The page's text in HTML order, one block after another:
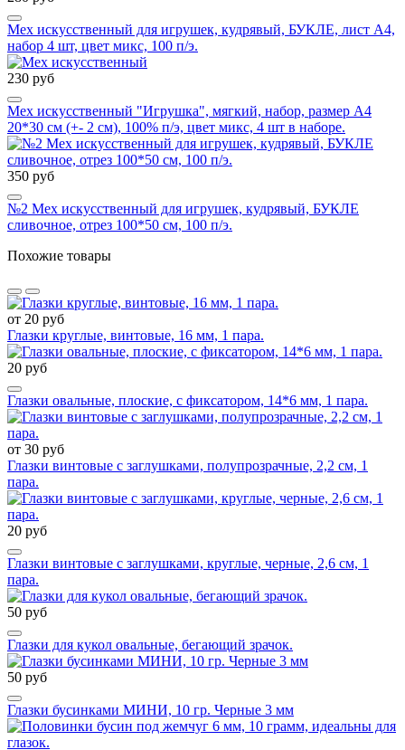
Мех искусственный для игрушек, кудрявый, БУКЛЕ, лист А4,
набор 4 шт, цвет микс, 100 п/э.
230 руб
Мех искусственный "Игрушка", мягкий, набор, размер А4
20*30 см (+- 2 см), 100% п/э, цвет микс, 4 шт в наборе.
350 руб
№2 Мех искусственный для игрушек, кудрявый, БУКЛЕ
сливочное, отрез 100*50 см, 100 п/э.
Похожие товары
от 20 руб
Глазки круглые, винтовые, 16 мм, 1 пара.
20 руб
Глазки овальные, плоские, с фиксатором, 14*6 мм, 1 пара.
от 30 руб
Глазки винтовые с заглушками, полупрозрачные, 2,2 см, 1
пара.
20 руб
Глазки винтовые с заглушками, круглые, черные, 2,6 см, 1
пара.
50 руб
Глазки для кукол овальные, бегающий зрачок.
50 руб
Глазки бусинками МИНИ, 10 гр. Черные 3 мм